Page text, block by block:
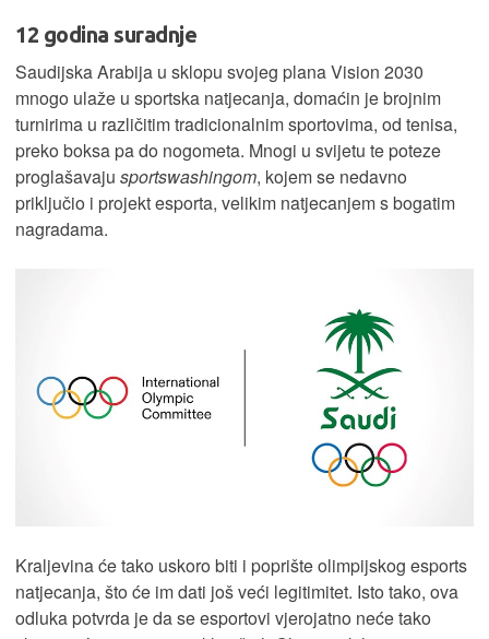
12 godina suradnje
Saudijska Arabija u sklopu svojeg plana Vision 2030
mnogo ulaže u sportska natjecanja, domaćin je brojnim
turnirima u različitim tradicionalnim sportovima, od tenisa,
preko boksa pa do nogometa. Mnogi u svijetu te poteze
proglašavaju sportswashingom, kojem se nedavno
priključio i projekt esporta, velikim natjecanjem s bogatim
nagradama.
Kraljevina će tako uskoro biti i poprište olimpijskog esports
natjecanja, što će im dati još veći legitimitet. Isto tako, ova
odluka potvrda je da se esportovi vjerojatno neće tako